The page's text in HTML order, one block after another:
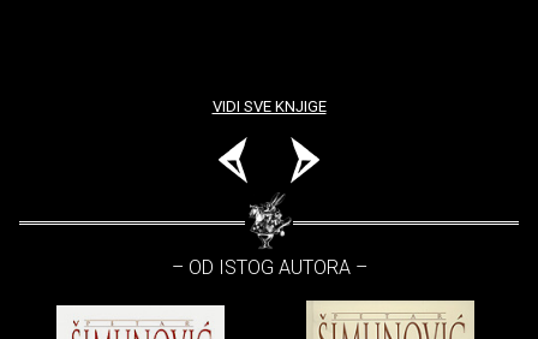
VIDI SVE KNJIGE
– OD ISTOG AUTORA –